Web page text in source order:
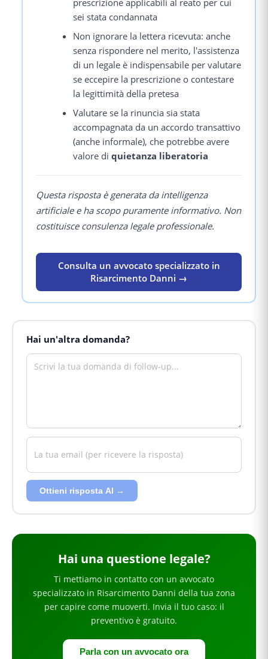
prescrizione applicabili al reato per cui
sei stata condannata
Non ignorare la lettera ricevuta: anche
senza rispondere nel merito, l'assistenza
di un legale è indispensabile per valutare
se eccepire la prescrizione o contestare
la legittimità della pretesa
Valutare se la rinuncia sia stata
accompagnata da un accordo transattivo
(anche informale), che potrebbe avere
valore diquietanza liberatoria
Questa risposta è generata da intelligenza
artificiale e ha scopo puramente informativo. Non
costituisce consulenza legale professionale.
Consulta un avvocato specializzato in
Risarcimento Danni →
Hai un'altra domanda?
Ottieni risposta AI →
Hai una questione legale?
Ti mettiamo in contatto con un avvocato
specializzato in Risarcimento Danni della tua zona
per capire come muoverti. Invia il tuo caso: il
preventivo è gratuito.
Parla con un avvocato ora